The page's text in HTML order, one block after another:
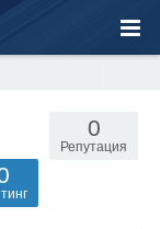
0
Репутация